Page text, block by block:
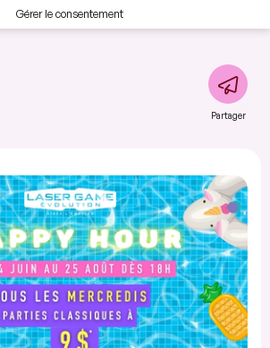
Gérer le consentement
Partager